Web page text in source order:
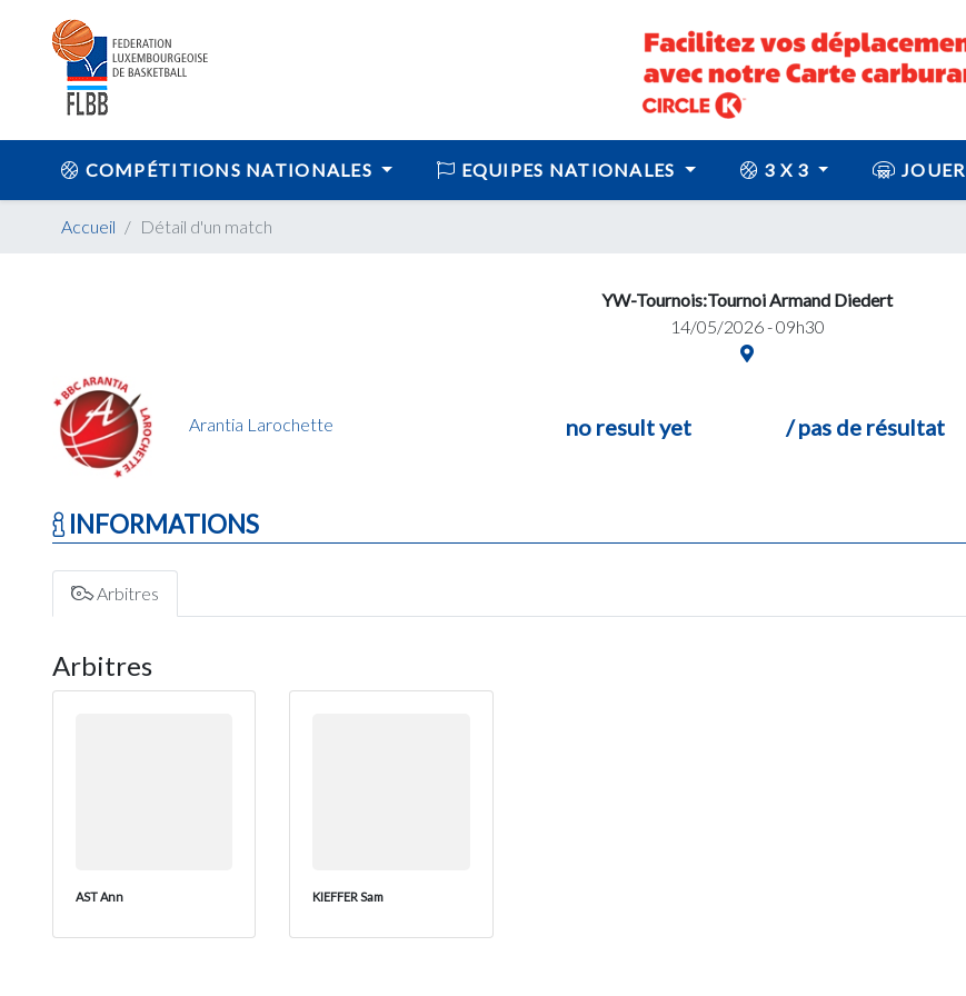
COMPÉTITIONS NATIONALES EQUIPES NATIONALES 3 X 3 JOUER
Accueil Détail d'un match
YW-Tournois:Tournoi Armand Diedert
14/05/2026 - 09h30
Arantia Larochette no result yet / pas de résultat
INFORMATIONS
Arbitres
Arbitres
AST Ann KIEFFER Sam